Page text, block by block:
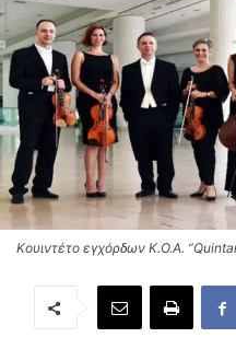
Κουιντέτο εγχόρδων Κ.Ο.Α.